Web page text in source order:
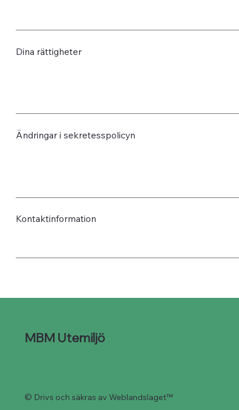
Dina rättigheter
Ändringar i sekretesspolicyn
Kontaktinformation
MBM Utemiljö
© Drivs och säkras av Weblandslaget™